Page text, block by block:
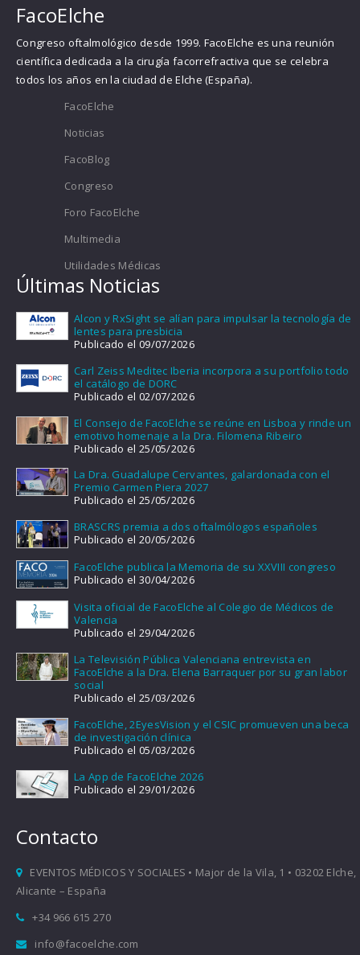
FacoElche
Congreso oftalmológico desde 1999. FacoElche es una reunión
científica dedicada a la cirugía facorrefractiva que se celebra
todos los años en la ciudad de Elche (España).
FacoElche
Noticias
FacoBlog
Congreso
Foro FacoElche
Multimedia
Utilidades Médicas
Últimas Noticias
Alcon y RxSight se alían para impulsar la tecnología de
lentes para presbicia
Publicado el 09/07/2026
Carl Zeiss Meditec Iberia incorpora a su portfolio todo
el catálogo de DORC
Publicado el 02/07/2026
El Consejo de FacoElche se reúne en Lisboa y rinde un
emotivo homenaje a la Dra. Filomena Ribeiro
Publicado el 25/05/2026
La Dra. Guadalupe Cervantes, galardonada con el
Premio Carmen Piera 2027
Publicado el 25/05/2026
BRASCRS premia a dos oftalmólogos españoles
Publicado el 20/05/2026
FacoElche publica la Memoria de su XXVIII congreso
Publicado el 30/04/2026
Visita oficial de FacoElche al Colegio de Médicos de
Valencia
Publicado el 29/04/2026
La Televisión Pública Valenciana entrevista en
FacoElche a la Dra. Elena Barraquer por su gran labor
social
Publicado el 25/03/2026
FacoElche, 2EyesVision y el CSIC promueven una beca
de investigación clínica
Publicado el 05/03/2026
La App de FacoElche 2026
Publicado el 29/01/2026
Contacto
EVENTOS MÉDICOS Y SOCIALES • Major de la Vila, 1 • 03202 Elche,
Alicante – España
+34 966 615 270
info@facoelche.com